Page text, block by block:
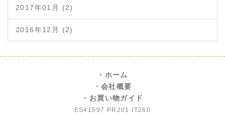
2017年01月 (2)
2016年12月 (2)
・ホーム
・会社概要
・お買い物ガイド
ES41597 PR201 IT260